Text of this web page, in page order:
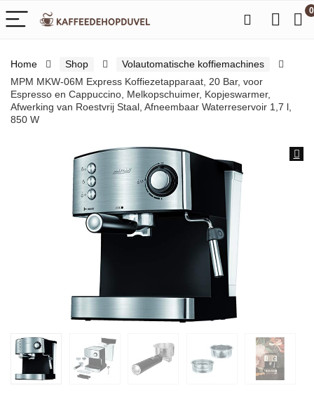
0
Home Shop
Volautomatische koffiemachines
MPM MKW-06M Express Koffiezetapparaat, 20 Bar, voor
Espresso en Cappuccino, Melkopschuimer, Kopjeswarmer,
Afwerking van Roestvrij Staal, Afneembaar Waterreservoir 1,7 l,
850 W